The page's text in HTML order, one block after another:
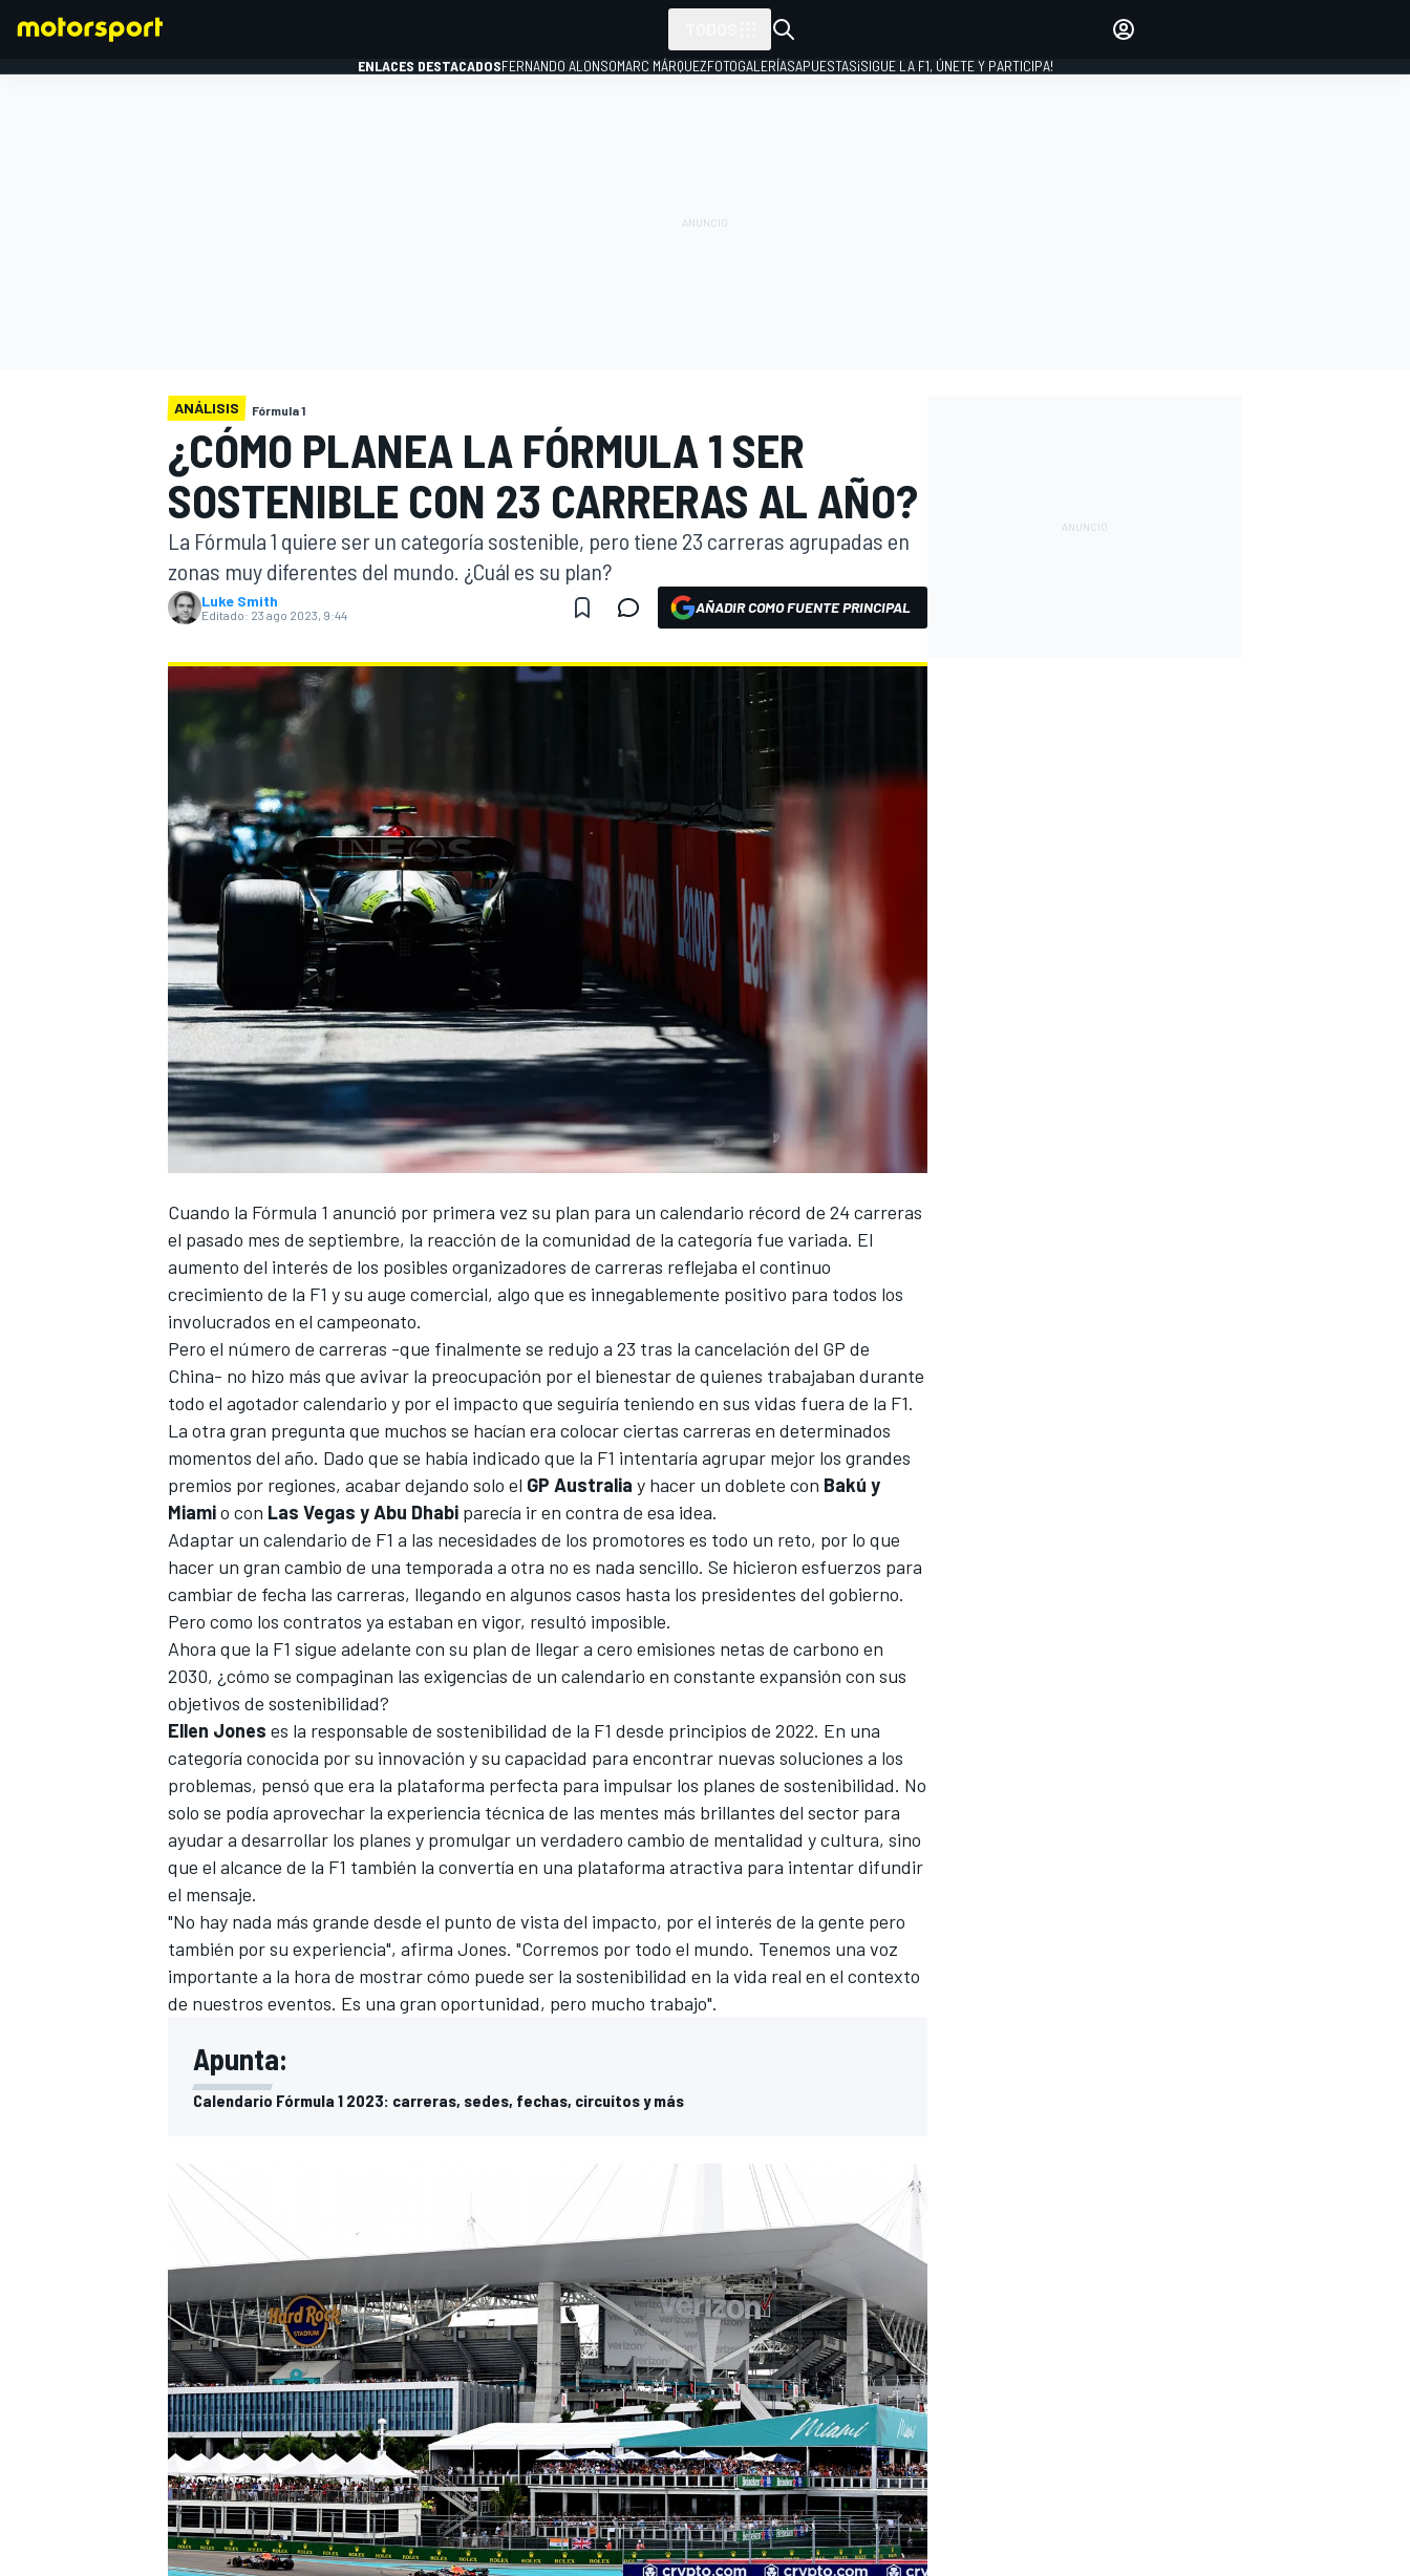
WEC FÓRMULA E
ENLACES DESTACADOSFERNANDO ALONSOMARC MÁRQUEZFOTOGALERÍASAPUESTAS¡SIGUE LA F1, ÚNETE Y PARTICIPA!
ANÁLISIS Fórmula 1
¿CÓMO PLANEA LA FÓRMULA 1 SER
SOSTENIBLE CON 23 CARRERAS AL AÑO?
La Fórmula 1 quiere ser un categoría sostenible, pero tiene 23 carreras agrupadas en
zonas muy diferentes del mundo. ¿Cuál es su plan?
Luke Smith
Editado: 23 ago 2023, 9:44 AÑADIR COMO FUENTE PRINCIPAL
Cuando la Fórmula 1 anunció por primera vez su plan para un calendario récord de 24 carreras
el pasado mes de septiembre, la reacción de la comunidad de la categoría fue variada. El
aumento del interés de los posibles organizadores de carreras reflejaba el continuo
crecimiento de la F1 y su auge comercial, algo que es innegablemente positivo para todos los
involucrados en el campeonato.
Pero el número de carreras -que finalmente se redujo a 23 tras la cancelación del GP de
China- no hizo más que avivar la preocupación por el bienestarde quienes trabajaban durante
todo el agotador calendario y por el impacto que seguiría teniendo en sus vidas fuera de la F1.
La otra gran pregunta que muchos se hacían era colocar ciertas carreras en determinados
momentos del año. Dado que se había indicado que la F1 intentaría agrupar mejor los grandes
premios por regiones, acabar dejando solo el GP Australia y hacer un doblete con Bakú y
Miamio con Las Vegas y Abu Dhabi parecía ir en contra de esa idea.
Adaptar un calendario de F1 a las necesidades de los promotores es todo un reto, por lo que
hacer un gran cambio de una temporada a otra no es nada sencillo. Se hicieron esfuerzos para
cambiar de fecha las carreras, llegando en algunos casos hasta los presidentes del gobierno.
Pero como los contratos ya estaban en vigor, resultó imposible.
Ahora que la F1 sigue adelante con su plan de llegar a cero emisiones netas de carbono en
2030, ¿cómo se compaginan las exigencias de un calendario en constante expansión con sus
objetivos de sostenibilidad?
Ellen Jones es la responsable de sostenibilidad de la F1 desde principios de 2022. En una
categoría conocida por su innovación y su capacidad para encontrar nuevas soluciones a los
problemas, pensó que era la plataforma perfecta para impulsar los planes de sostenibilidad. No
solo se podía aprovechar la experiencia técnica de las mentes más brillantes del sector para
ayudar a desarrollar los planes y promulgar un verdadero cambio de mentalidad y cultura, sino
que el alcance de la F1 también la convertía en una plataforma atractiva para intentar difundir
el mensaje.
"No hay nada más grande desde el punto de vista del impacto, por el interés de la gente pero
también por su experiencia", afirma Jones. "Corremos por todo el mundo. Tenemos una voz
importante a la hora de mostrar cómo puede ser la sostenibilidad en la vida real en el contexto
de nuestros eventos. Es una gran oportunidad, pero mucho trabajo".
Apunta:
Calendario Fórmula 1 2023: carreras, sedes, fechas, circuitos y más